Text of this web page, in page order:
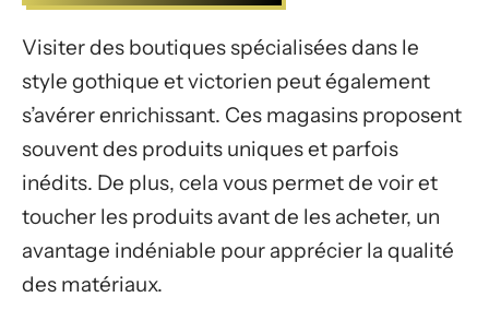
Visiter des boutiques spécialisées dans le
style gothique et victorien peut également
s’avérer enrichissant. Ces magasins proposent
souvent des produits uniques et parfois
inédits. De plus, cela vous permet de voir et
toucher les produits avant de les acheter, un
avantage indéniable pour apprécier la qualité
des matériaux.